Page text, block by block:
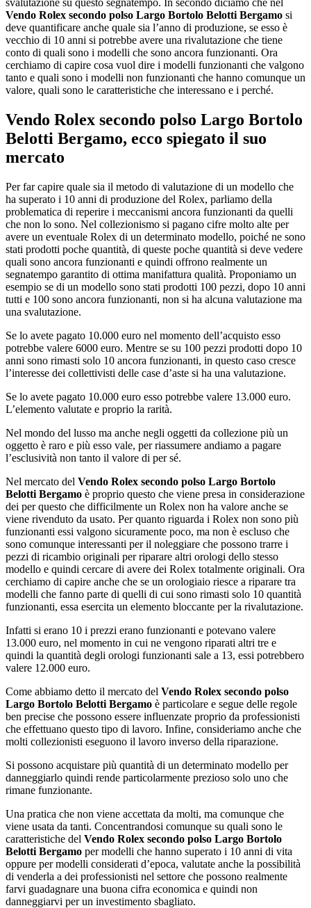
Vendo Rolex secondo polso Largo Bortolo Belotti Bergamo si
deve quantificare anche quale sia l’anno di produzione, se esso è
vecchio di 10 anni si potrebbe avere una rivalutazione che tiene
conto di quali sono i modelli che sono ancora funzionanti. Ora
cerchiamo di capire cosa vuol dire i modelli funzionanti che valgono
tanto e quali sono i modelli non funzionanti che hanno comunque un
valore, quali sono le caratteristiche che interessano e i perché.
Vendo Rolex secondo polso Largo Bortolo
Belotti Bergamo, ecco spiegato il suo
mercato
Per far capire quale sia il metodo di valutazione di un modello che
ha superato i 10 anni di produzione del Rolex, parliamo della
problematica di reperire i meccanismi ancora funzionanti da quelli
che non lo sono. Nel collezionismo si pagano cifre molto alte per
avere un eventuale Rolex di un determinato modello, poiché ne sono
stati prodotti poche quantità, di queste poche quantità si deve vedere
quali sono ancora funzionanti e quindi offrono realmente un
segnatempo garantito di ottima manifattura qualità. Proponiamo un
esempio se di un modello sono stati prodotti 100 pezzi, dopo 10 anni
tutti e 100 sono ancora funzionanti, non si ha alcuna valutazione ma
una svalutazione.
Se lo avete pagato 10.000 euro nel momento dell’acquisto esso
potrebbe valere 6000 euro. Mentre se su 100 pezzi prodotti dopo 10
anni sono rimasti solo 10 ancora funzionanti, in questo caso cresce
l’interesse dei collettivisti delle case d’aste si ha una valutazione.
Se lo avete pagato 10.000 euro esso potrebbe valere 13.000 euro.
L’elemento valutate e proprio la rarità.
Nel mondo del lusso ma anche negli oggetti da collezione più un
oggetto è raro e più esso vale, per riassumere andiamo a pagare
l’esclusività non tanto il valore di per sé.
Nel mercato del Vendo Rolex secondo polso Largo Bortolo
Belotti Bergamo è proprio questo che viene presa in considerazione
dei per questo che difficilmente un Rolex non ha valore anche se
viene rivenduto da usato. Per quanto riguarda i Rolex non sono più
funzionanti essi valgono sicuramente poco, ma non è escluso che
sono comunque interessanti per il noleggiare che possono trarre i
pezzi di ricambio originali per riparare altri orologi dello stesso
modello e quindi cercare di avere dei Rolex totalmente originali. Ora
cerchiamo di capire anche che se un orologiaio riesce a riparare tra
modelli che fanno parte di quelli di cui sono rimasti solo 10 quantità
funzionanti, essa esercita un elemento bloccante per la rivalutazione.
Infatti si erano 10 i prezzi erano funzionanti e potevano valere
13.000 euro, nel momento in cui ne vengono riparati altri tre e
quindi la quantità degli orologi funzionanti sale a 13, essi potrebbero
valere 12.000 euro.
Come abbiamo detto il mercato del Vendo Rolex secondo polso
Largo Bortolo Belotti Bergamo è particolare e segue delle regole
ben precise che possono essere influenzate proprio da professionisti
che effettuano questo tipo di lavoro. Infine, consideriamo anche che
molti collezionisti eseguono il lavoro inverso della riparazione.
Si possono acquistare più quantità di un determinato modello per
danneggiarlo quindi rende particolarmente prezioso solo uno che
rimane funzionante.
Una pratica che non viene accettata da molti, ma comunque che
viene usata da tanti. Concentrandosi comunque su quali sono le
caratteristiche del Vendo Rolex secondo polso Largo Bortolo
Belotti Bergamo per modelli che hanno superato i 10 anni di vita
oppure per modelli considerati d’epoca, valutate anche la possibilità
di venderla a dei professionisti nel settore che possono realmente
farvi guadagnare una buona cifra economica e quindi non
danneggiarvi per un investimento sbagliato.